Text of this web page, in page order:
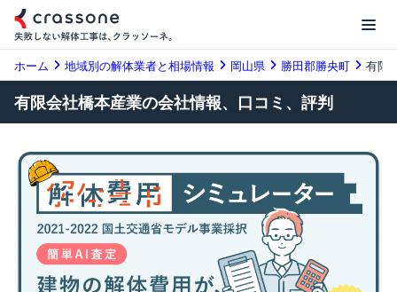
ホーム 地域別の解体業者と相場情報 岡山県 勝田郡勝央町 有限
有限会社橋本産業の会社情報、口コミ、評判